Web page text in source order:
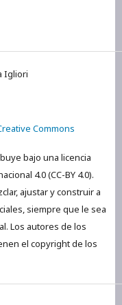
Igliori
Commons
bajo una licencia
4.0 (CC-BY 4.0).
ajustar y construir a
siempre que le sea
Los autores de los
el copyright de los